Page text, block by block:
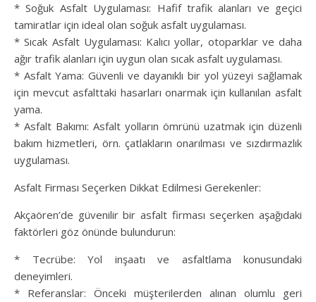
* Soğuk Asfalt Uygulaması: Hafif trafik alanları ve geçici
tamiratlar için ideal olan soğuk asfalt uygulaması.
* Sıcak Asfalt Uygulaması: Kalıcı yollar, otoparklar ve daha
ağır trafik alanları için uygun olan sıcak asfalt uygulaması.
* Asfalt Yama: Güvenli ve dayanıklı bir yol yüzeyi sağlamak
için mevcut asfalttaki hasarları onarmak için kullanılan asfalt
yama.
* Asfalt Bakımı: Asfalt yolların ömrünü uzatmak için düzenli
bakım hizmetleri, örn. çatlakların onarılması ve sızdırmazlık
uygulaması.
Asfalt Firması Seçerken Dikkat Edilmesi Gerekenler:
Akçaören’de güvenilir bir asfalt firması seçerken aşağıdaki
faktörleri göz önünde bulundurun:
* Tecrübe: Yol inşaatı ve asfaltlama konusundaki
deneyimleri.
* Referanslar: Önceki müşterilerden alınan olumlu geri